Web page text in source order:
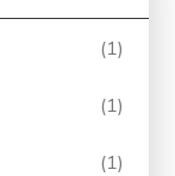
(1)
(1)
(1)